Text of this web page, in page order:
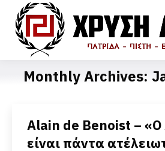
Monthly Archives:
Alain de Benoist –
είναι πάντα